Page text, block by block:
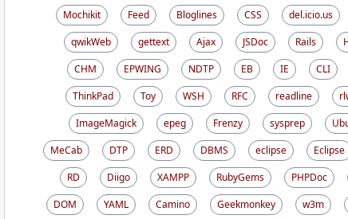
Mochikit
Feed Bloglines CSS del.icio.us
qwikWeb
gettext Ajax JSDoc Rails
CHM
EPWING NDTP EB IE CLI
ThinkPad
Toy WSH RFC readline
ImageMagick
epeg Frenzy sysprep
MeCab
DTP ERD DBMS eclipse Eclipse
RD
Diigo XAMPP RubyGems PHPDoc
DOM
YAML Camino Geekmonkey w3m